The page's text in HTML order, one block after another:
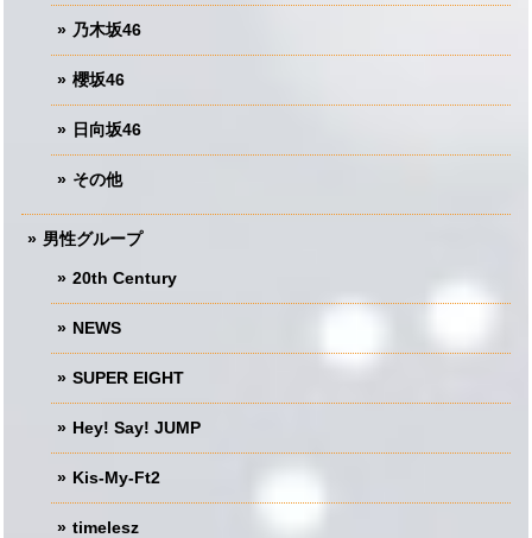
乃木坂46
櫻坂46
日向坂46
その他
男性グループ
20th Century
NEWS
SUPER EIGHT
Hey! Say! JUMP
Kis-My-Ft2
timelesz